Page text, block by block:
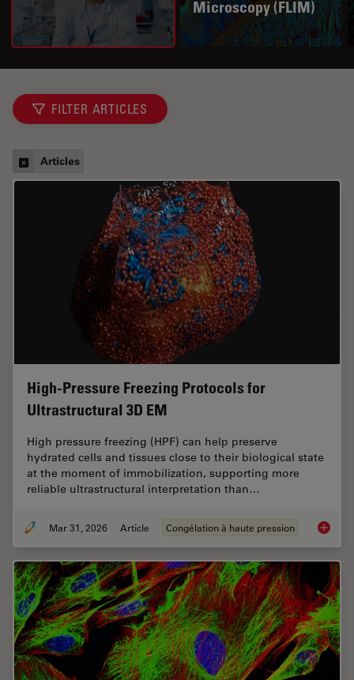
Microscopy (FLIM)
FILTER ARTICLES
Articles
High-Pressure Freezing Protocols for
Ultrastructural 3D EM
High pressure freezing (HPF) can help preserve
hydrated cells and tissues close to their biological state
at the moment of immobilization, supporting more
reliable ultrastructural interpretation than…
Mar 31, 2026 Article Congélation à haute pression High-